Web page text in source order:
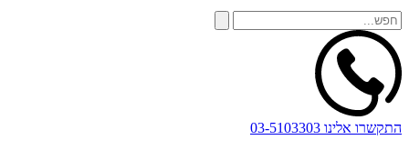
התקשרו אלינו 03-5103303